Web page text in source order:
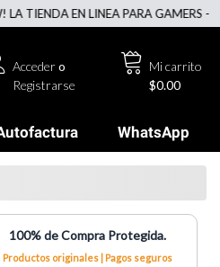
EN LINEA PARA GAMERS -
Mi carrito
$0.00
Accedero
Registrarse
WhatsApp
100% de Compra Protegida.
Productos originales | Pagos seguros